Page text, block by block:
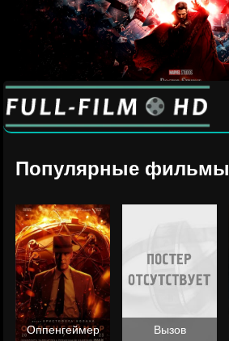
Популярные фильмы
Оппенгеймер Вызов